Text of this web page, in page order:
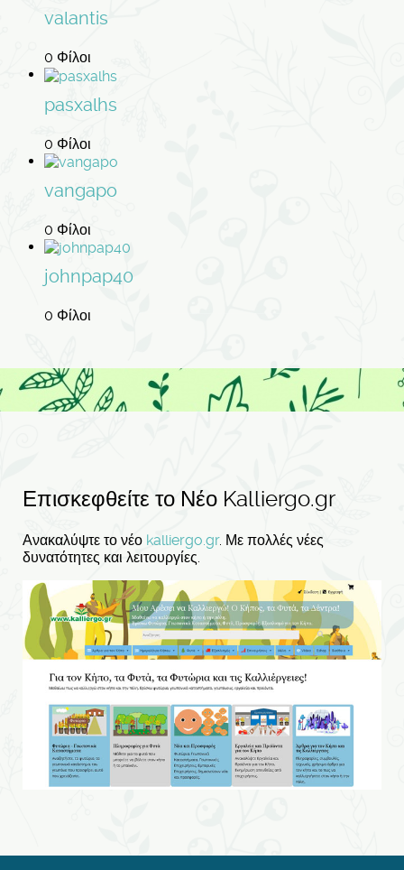
valantis
0 Φίλοι
pasxalhs
0 Φίλοι
vangapo
0 Φίλοι
johnpap40
0 Φίλοι
Επισκεφθείτε το Νέο Kalliergo.gr
Ανακαλύψτε το νέο kalliergo.gr. Με πολλές νέες
δυνατότητες και λειτουργίες.